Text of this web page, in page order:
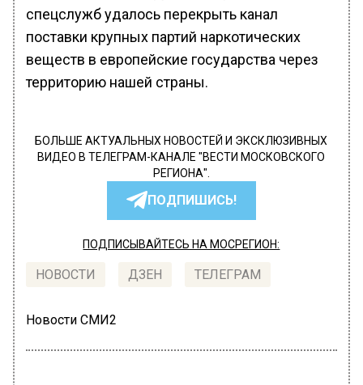
спецслужб удалось перекрыть канал
поставки крупных партий наркотических
веществ в европейские государства через
территорию нашей страны.
БОЛЬШЕ АКТУАЛЬНЫХ НОВОСТЕЙ И ЭКСКЛЮЗИВНЫХ
ВИДЕО В ТЕЛЕГРАМ-КАНАЛЕ "ВЕСТИ МОСКОВСКОГО
РЕГИОНА".
ПОДПИШИСЬ!
ПОДПИСЫВАЙТЕСЬ НА МОСРЕГИОН:
НОВОСТИ ДЗЕН ТЕЛЕГРАМ
Новости СМИ2